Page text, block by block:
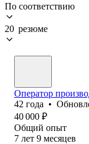
По соответствию
20 резюме
Оператор
42 года •
40 000 ₽
Общий опыт
7 лет 9 месяцев